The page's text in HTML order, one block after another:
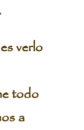
verlo
todo
a